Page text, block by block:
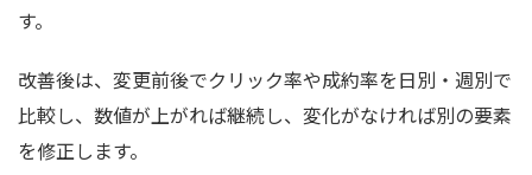
す。
改善後は、変更前後でクリック率や成約率を日別・週別で
比較し、数値が上がれば継続し、変化がなければ別の要素
を修正します。